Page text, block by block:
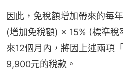
因此，免稅額增加帶來的每
(增加免稅額) × 15% (標準
來12個月內，將因上述兩項
9,900元的稅款。